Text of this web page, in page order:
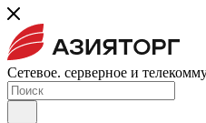
Сетевое. серверное и